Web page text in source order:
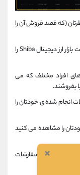
(که قصد فروش آن را
: در این قسمت روند حرکت قیمت بازار ارز دیجیتال Shiba را
افراد مختلف که می
بفروشند.
انجام شده ی خودتان را
را مشاهده می کنید
در این قسمت سفارشات
×